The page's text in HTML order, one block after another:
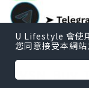
U Lifestyle 會使
您同意接受本網站
VSN Buy